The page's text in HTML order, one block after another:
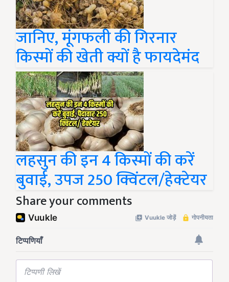
जानिए, मूंगफली की गिरनार
किस्मों की खेती क्यों है फायदेमंद
लहसुन की इन 4 किस्मों की करें
बुवाई, उपज 250 क्विंटल/हेक्टेयर
Share your comments